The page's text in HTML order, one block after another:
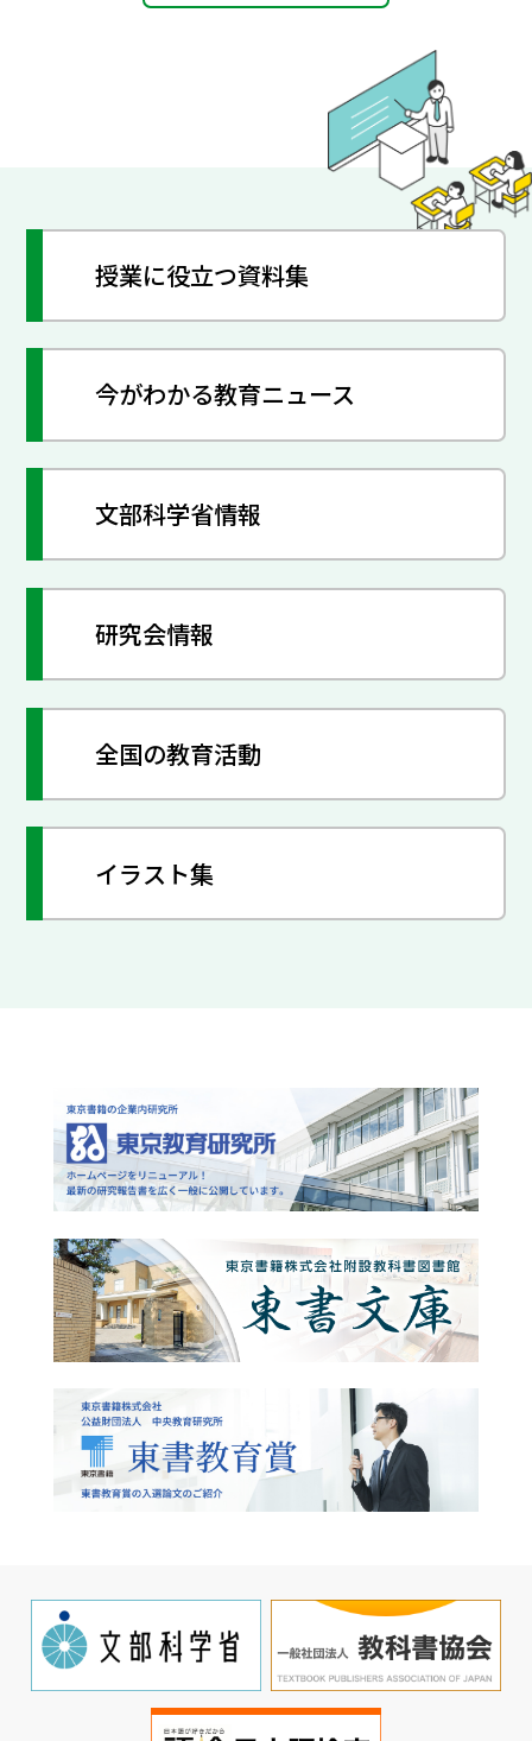
授業に役立つ資料集
今がわかる教育ニュース
文部科学省情報
研究会情報
全国の教育活動
イラスト集